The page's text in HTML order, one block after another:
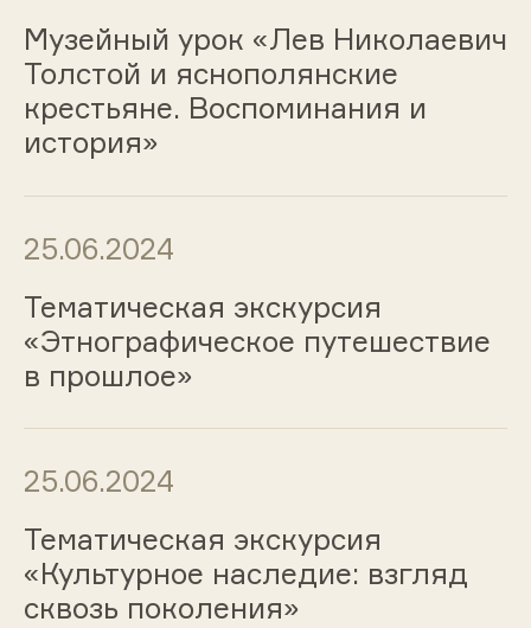
Музейный урок «Лев Николаевич
Толстой и яснополянские
крестьяне. Воспоминания и
история»
25.06.2024
Тематическая экскурсия
«Этнографическое путешествие
в прошлое»
25.06.2024
Тематическая экскурсия
«Культурное наследие: взгляд
сквозь поколения»